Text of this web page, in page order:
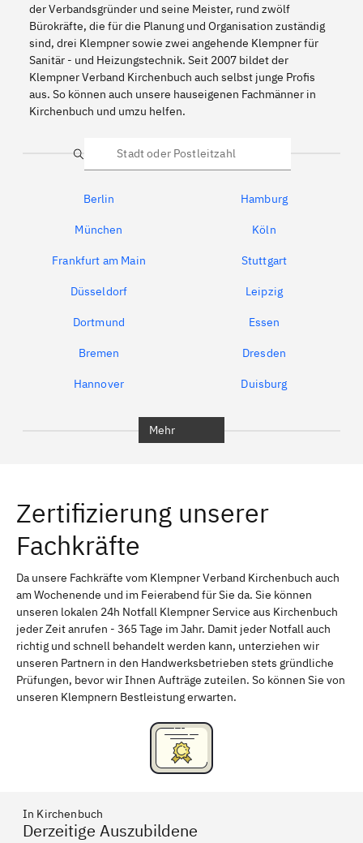
der Verbandsgründer und seine Meister, rund zwölf
Bürokräfte, die für die Planung und Organisation zuständig
sind, drei Klempner sowie zwei angehende Klempner für
Sanitär - und Heizungstechnik. Seit 2007 bildet der
Klempner Verband Kirchenbuch auch selbst junge Profis
aus. So können auch unsere hauseigenen Fachmänner in
Kirchenbuch und umzu helfen.
Suche
Berlin Hamburg
München Köln
Frankfurt am Main Stuttgart
Düsseldorf Leipzig
Dortmund Essen
Bremen Dresden
Hannover Duisburg
Erlangen Bamberg
Bayreuth
Schweinfurt Passau
Freising Rudelsdorf, Mittelfranken
Mehr
Zertifizierung unserer
Fachkräfte
Da unsere Fachkräfte vom Klempner Verband Kirchenbuch auch
am Wochenende und im Feierabend für Sie da. Sie können
unseren lokalen 24h Notfall Klempner Service aus Kirchenbuch
jeder Zeit anrufen - 365 Tage im Jahr. Damit jeder Notfall auch
richtig und schnell behandelt werden kann, unterziehen wir
unseren Partnern in den Handwerksbetrieben stets gründliche
Prüfungen, bevor wir Ihnen Aufträge zuteilen. So können Sie von
unseren Klempnern Bestleistung erwarten.
In Kirchenbuch
Derzeitige Auszubildene